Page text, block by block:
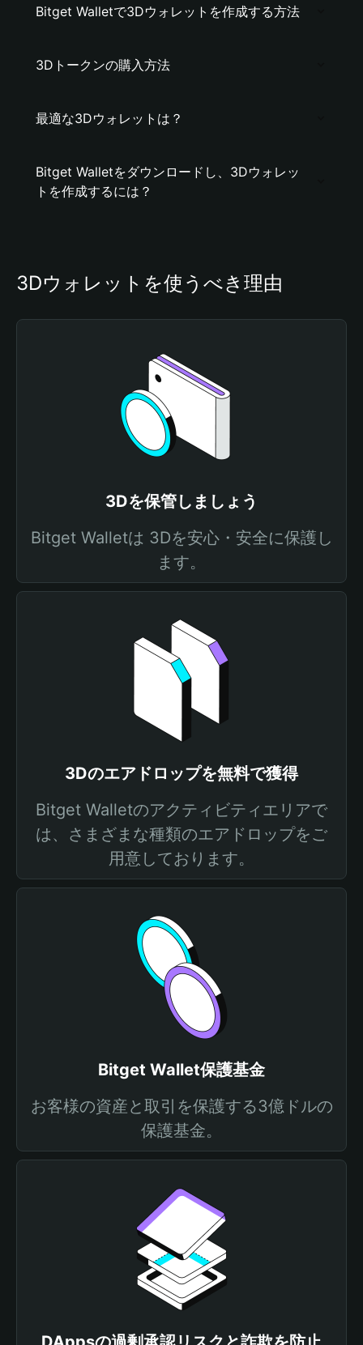
Bitget Walletで3Dウォレットを作成する方法
3Dトークンの購入方法
最適な3Dウォレットは？
Bitget Walletをダウンロードし、3Dウォレッ
トを作成するには？
3Dウォレットを使うべき理由
3Dを保管しましょう
Bitget Walletは 3Dを安心・安全に保護し
ます。
3Dのエアドロップを無料で獲得
Bitget Walletのアクティビティエリアで
は、さまざまな種類のエアドロップをご
用意しております。
Bitget Wallet保護基金
お客様の資産と取引を保護する3億ドルの
保護基金。